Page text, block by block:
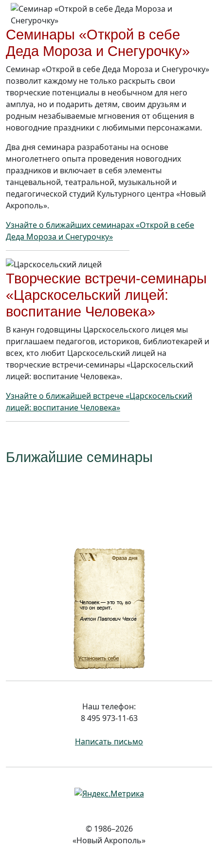
Семинары «Открой в себе
Деда Мороза и Снегурочку»
Семинар «Открой в себе Деда Мороза и Снегурочку»
позволит каждому не только раскрыть свои
творческие потенциалы в необычном для него
амплуа, но и подарить детям, своим друзьям и
родным незабываемые мгновения от общения в
новогодние праздники с любимыми персонажами.
Два дня семинара разработаны на основе
многолетнего опыта проведения новогодних
праздников и включает в себя элементы
танцевальной, театральной, музыкальной и
педагогической студий Культурного центра «Новый
Акрополь».
Узнайте о ближайших семинарах «Открой в себе
Деда Мороза и Снегурочку»
Творческие встречи-семинары
«Царскосельский лицей:
воспитание Человека»
В канун годовщины Царскосельского лицея мы
приглашаем педагогов, историков, библиотекарей и
всех, кто любит Царскосельский лицей на
творческие встречи-семинары «Царскосельский
лицей: воспитание Человека».
Узнайте о ближайшей встрече «Царскосельский
лицей: воспитание Человека»
Ближайшие семинары
Наш телефон:
8 495 973-11-63
Написать письмо
© 1986–2026
«Новый Акрополь»